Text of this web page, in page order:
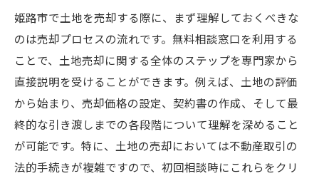
姫路市で土地を売却する際に、まず理解しておくべきな
のは売却プロセスの流れです。無料相談窓口を利用する
ことで、土地売却に関する全体のステップを専門家から
直接説明を受けることができます。例えば、土地の評価
から始まり、売却価格の設定、契約書の作成、そして最
終的な引き渡しまでの各段階について理解を深めること
が可能です。特に、土地の売却においては不動産取引の
法的手続きが複雑ですので、初回相談時にこれらをクリ